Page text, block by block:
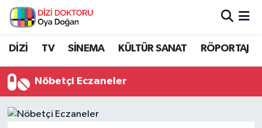
DİZİ TV SİNEMA KÜLTÜR SANAT RÖPORTAJ
Nöbetçi Eczaneler
İstanbul Nöbetçi Eczaneler